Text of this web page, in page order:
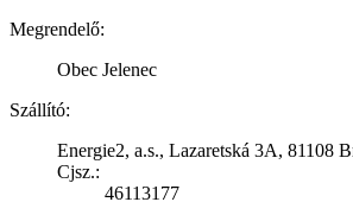
Megrendelő:
Obec Jelenec
Szállító:
Energie2, a.s., Lazaretská 3A, 81108
Cjsz.:
46113177